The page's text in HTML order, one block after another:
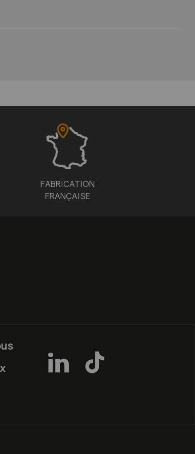
FABRICATION
FRANÇAISE